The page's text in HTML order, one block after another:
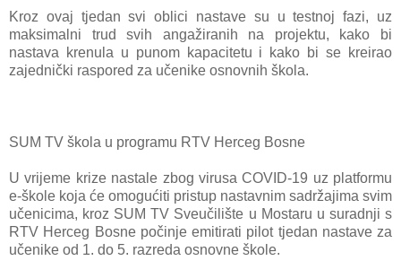
Kroz ovaj tjedan svi oblici nastave su u testnoj fazi, uz
maksimalni trud svih angažiranih na projektu, kako bi
nastava krenula u punom kapacitetu i kako bi se kreirao
zajednički raspored za učenike osnovnih škola.
SUM TV škola u programu RTV Herceg Bosne
U vrijeme krize nastale zbog virusa COVID-19 uz platformu
e-škole koja će omogućiti pristup nastavnim sadržajima svim
učenicima, kroz SUM TV Sveučilište u Mostaru u suradnji s
RTV Herceg Bosne počinje emitirati pilot tjedan nastave za
učenike od 1. do 5. razreda osnovne škole.